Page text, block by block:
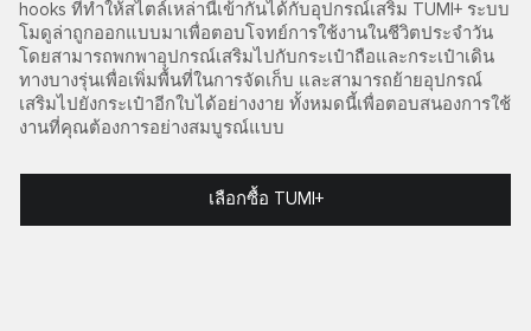
hooks ที่ทำให้สไตล์เหล่านี้เข้ากันได้กับอุปกรณ์เสริม TUMI+ ระบบ
โมดูล่าถูกออกแบบมาเพื่อตอบโจทย์การใช้งานในชีวิตประจำวัน
โดยสามารถพกพาอุปกรณ์เสริมไปกับกระเป๋าถือและกระเป๋าเดิน
ทางบางรุ่นเพื่อเพิ่มพื้นที่ในการจัดเก็บ และสามารถย้ายอุปกรณ์
เสริมไปยังกระเป๋าอีกใบได้อย่างงาย ทั้งหมดนี้เพื่อตอบสนองการใช้
งานที่คุณต้องการอย่างสมบูรณ์แบบ
เลือกซื้อ TUMI+